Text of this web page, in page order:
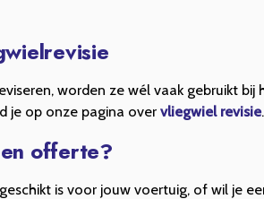
worden ze wél vaak gebruikt bij
je op onze pagina overvliegwiel revisie.
offerte?
is voor jouw voertuig, of wil je